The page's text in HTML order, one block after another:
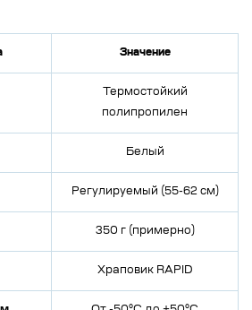
Значение
Термостойкий
полипропилен
Белый
Регулируемый (55-62 см)
350 г (примерно)
Храповик RAPID